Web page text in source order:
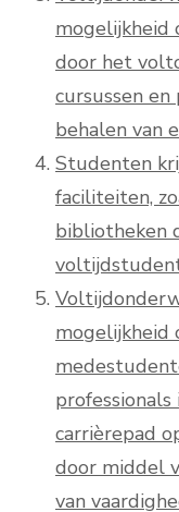
mogelijkheid
door het
cursussen
behalen van
Studenten
faciliteiten,
bibliotheken
mogelijkheid
carrièrepad
door middel
van